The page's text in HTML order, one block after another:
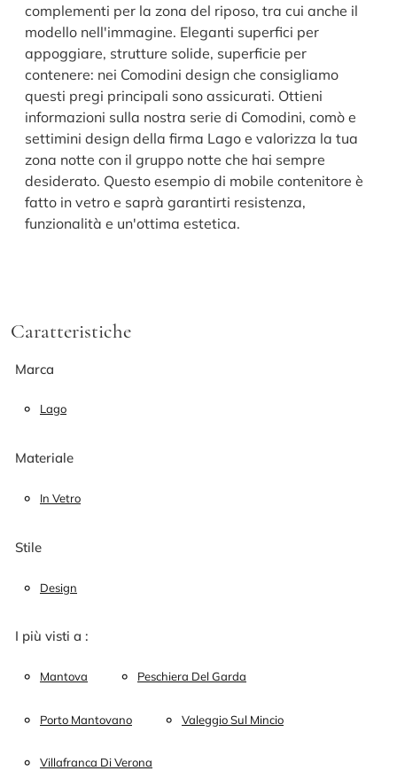
complementi per la zona del riposo, tra cui anche il
modello nell'immagine. Eleganti superfici per
appoggiare, strutture solide, superficie per
contenere: nei Comodini design che consigliamo
questi pregi principali sono assicurati. Ottieni
informazioni sulla nostra serie di Comodini, comò e
settimini design della firma Lago e valorizza la tua
zona notte con il gruppo notte che hai sempre
desiderato. Questo esempio di mobile contenitore è
fatto in vetro e saprà garantirti resistenza,
funzionalità e un'ottima estetica.
Caratteristiche
Marca
Lago
Materiale
In Vetro
Stile
Design
I più visti a :
Mantova Peschiera Del Garda
Porto Mantovano Valeggio Sul Mincio
Villafranca Di Verona